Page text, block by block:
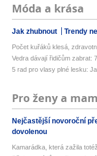
Móda a krása
Jak zhubnout Trendy
Počet kuřáků klesá,
Vedra dávají řidičům zabrat:
5 rad pro vlasy plné lesku:
Pro ženy a
Nejčastější novoroční
dovolenou
Kamarádka, která zažila